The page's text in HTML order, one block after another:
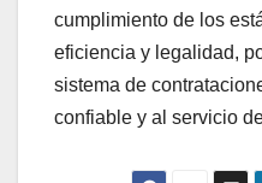
cumplimiento de los
eficiencia y legalidad,
sistema de
confiable y al servicio